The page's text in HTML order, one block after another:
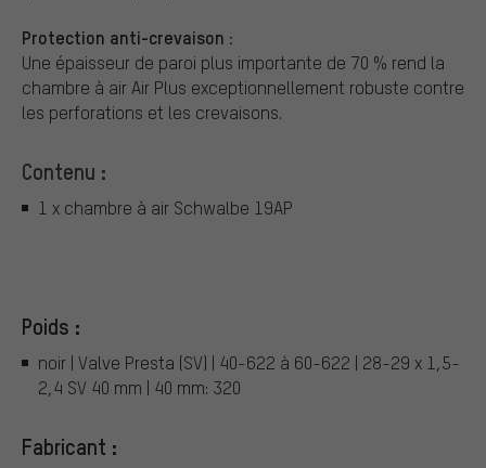
Protection anti-crevaison :
Une épaisseur de paroi plus importante de 70 % rend la
chambre à air Air Plus exceptionnellement robuste contre
les perforations et les crevaisons.
Contenu :
1 x chambre à air Schwalbe 19AP
Poids :
noir | Valve Presta (SV) | 40-622 à 60-622 | 28-29 x 1,5-
2,4 SV 40 mm | 40 mm: 320
Fabricant :